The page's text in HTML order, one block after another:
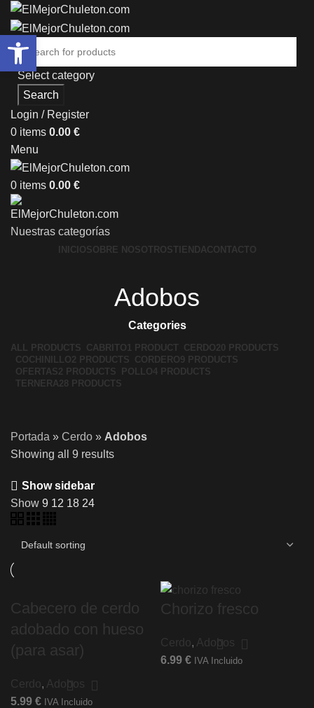
Select category
Search
Login / Register
0 items 0.00 €
Menu
0 items 0.00 €
Nuestras categorías
INICIOSOBRE NOSOTROSTIENDACONTACTO
Adobos
Categories
ALL PRODUCTS CABRITO 1 PRODUCT CERDO20 PRODUCTS
COCHINILLO2 PRODUCTS CORDERO9 PRODUCTS
OFERTAS2 PRODUCTS POLLO4 PRODUCTS
TERNERA28 PRODUCTS
Portada » Cerdo » Adobos
Showing all 9 results
Show sidebar
Show 9 12 18 24
Cabecero de cerdo
adobado con hueso
(para asar)
Cerdo, Adobos
5.99 € IVA Incluido
Chorizo fresco
Cerdo, Adobos
6.99 € IVA Incluido
Abrir barra de herramientas